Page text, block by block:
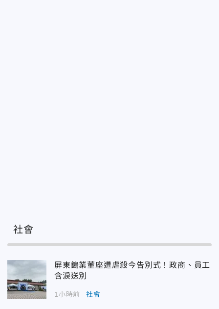
社會
屏東鎢業董座遭虐殺今告別式！政商、員工
含淚送別
1小時前 社會